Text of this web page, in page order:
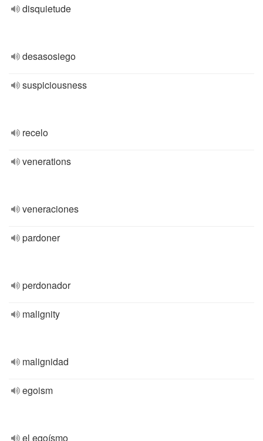
disquietude
desasosiego
suspiciousness
recelo
venerations
veneraciones
pardoner
perdonador
malignity
malignidad
egoism
el egoísmo